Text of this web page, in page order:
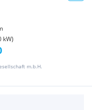
kW)
m.b.H.